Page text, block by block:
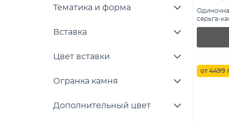
Тематика и форма
Вставка
Цвет вставки
Огранка камня
Дополнительный цвет
серьга-
(арт.
от 4499